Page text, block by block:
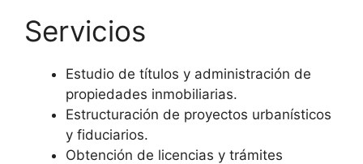
Servicios
Estudio de títulos y administración de
propiedades inmobiliarias.
Estructuración de proyectos urbanísticos
y fiduciarios.
Obtención de licencias y trámites